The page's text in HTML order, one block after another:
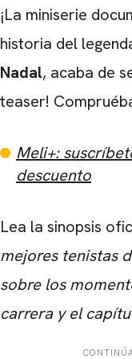
¡La miniserie
historia del
Nadal, acaba de
teaser!
Meli+:
descuento
Lea la sinopsis
mejores tenistas
sobre los
carrera y el